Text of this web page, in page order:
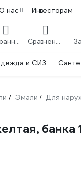
О нас Инвесторам
Избранное Сравнение
и СИЗ
/ Эмали / Для
банка